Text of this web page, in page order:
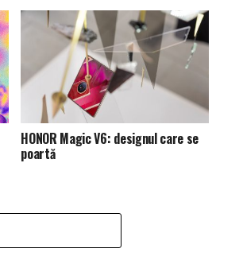
HONOR Magic V6: designul care se
poartă